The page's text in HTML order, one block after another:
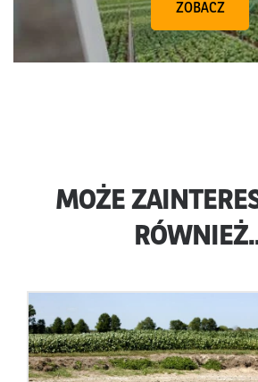
ZOBACZ
MOŻE